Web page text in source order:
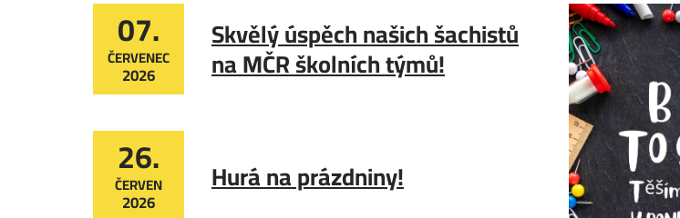
07.
ČERVENEC
2026
Skvělý úspěch našich šachistů
na MČR školních týmů!
26.
ČERVEN
2026
Hurá na prázdniny!